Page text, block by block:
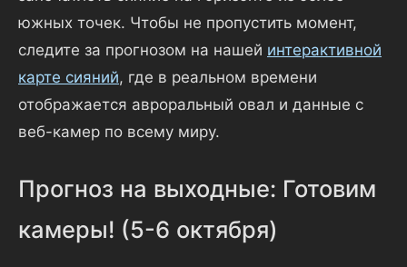
южных точек. Чтобы не пропустить момент,
следите за прогнозом на нашей интерактивной
карте сияний, где в реальном времени
отображается авроральный овал и данные с
веб-камер по всему миру.
Прогноз на выходные: Готовим
камеры! (5-6 октября)